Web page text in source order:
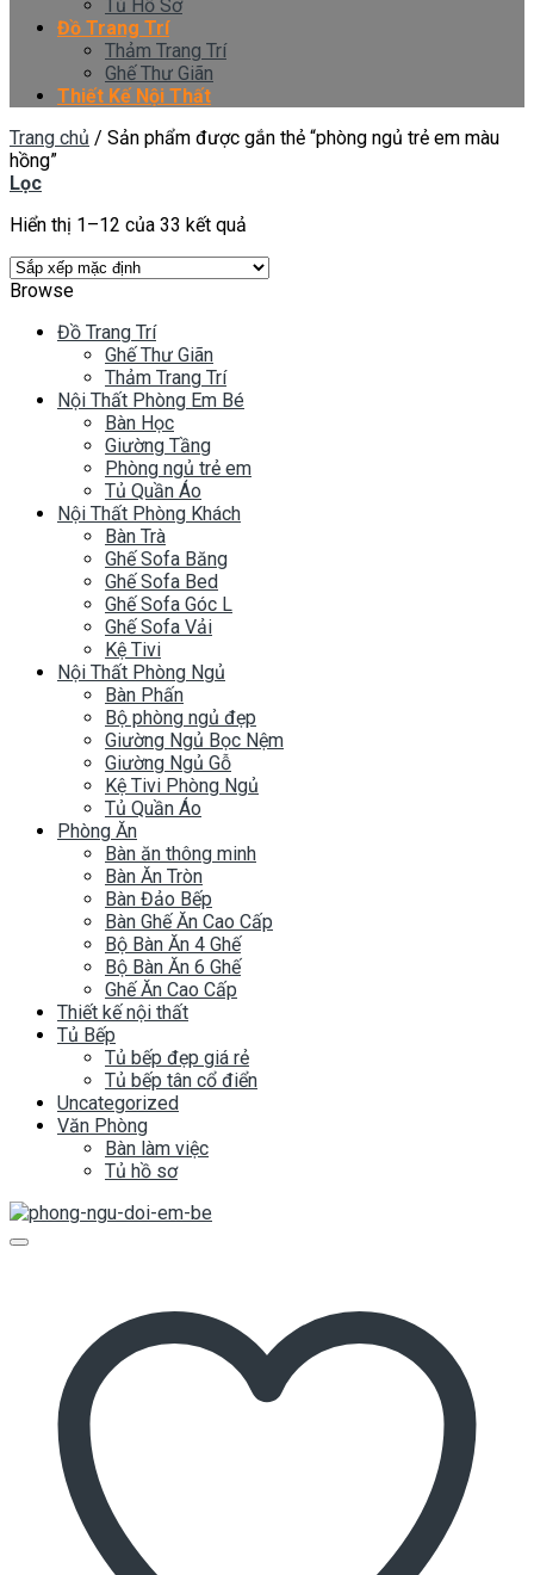
Tủ Hồ Sơ
Đồ Trang Trí
Thảm Trang Trí
Ghế Thư Giãn
Thiết Kế Nội Thất
Trang chủ / Sản phẩm được gắn thẻ “phòng ngủ trẻ em màu
hồng”
Lọc
Hiển thị 1–12 của 33 kết quả
Browse
Đồ Trang Trí
Ghế Thư Giãn
Thảm Trang Trí
Nội Thất Phòng Em Bé
Bàn Học
Giường Tầng
Phòng ngủ trẻ em
Tủ Quần Áo
Nội Thất Phòng Khách
Bàn Trà
Ghế Sofa Băng
Ghế Sofa Bed
Ghế Sofa Góc L
Ghế Sofa Vải
Kệ Tivi
Nội Thất Phòng Ngủ
Bàn Phấn
Bộ phòng ngủ đẹp
Giường Ngủ Bọc Nệm
Giường Ngủ Gỗ
Kệ Tivi Phòng Ngủ
Tủ Quần Áo
Phòng Ăn
Bàn ăn thông minh
Bàn Ăn Tròn
Bàn Đảo Bếp
Bàn Ghế Ăn Cao Cấp
Bộ Bàn Ăn 4 Ghế
Bộ Bàn Ăn 6 Ghế
Ghế Ăn Cao Cấp
Thiết kế nội thất
Tủ Bếp
Tủ bếp đẹp giá rẻ
Tủ bếp tân cổ điển
Uncategorized
Văn Phòng
Bàn làm việc
Tủ hồ sơ